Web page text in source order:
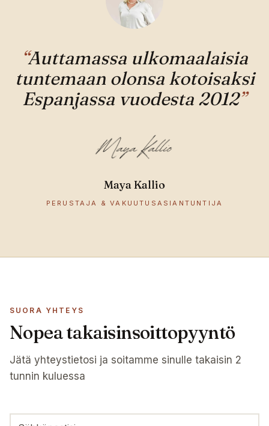
“Auttamassa ulkomaalaisia
tuntemaan olonsa kotoisaksi
Espanjassa vuodesta 2012”
Maya Kallio
PERUSTAJA & VAKUUTUSASIANTUNTIJA
SUORA YHTEYS
Nopea takaisinsoittopyyntö
Jätä yhteystietosi ja soitamme sinulle takaisin 2
tunnin kuluessa